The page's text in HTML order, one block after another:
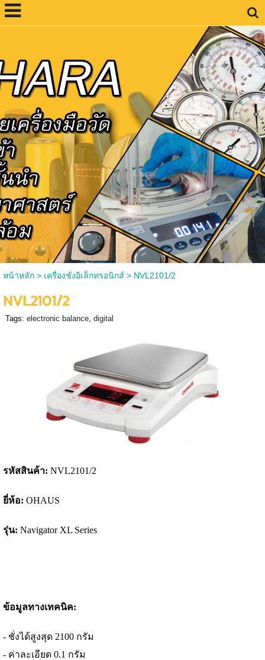
หน้าหลัก> เครื่องชั่งอิเล็กทรอนิกส์ > NVL2101/2
NVL2101/2
Tags: electronic balance, digital
รหัสสินค้า: NVL2101/2
ยี่ห้อ: OHAUS
รุ่น: Navigator XL Series
ข้อมูลทางเทคนิค:
- ชั่งได้สูงสุด 2100 กรัม
- ค่าละเอียด 0.1 กรัม